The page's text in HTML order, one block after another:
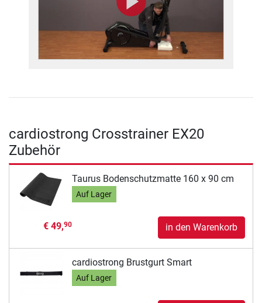
cardiostrong Crosstrainer EX20
Zubehör
Taurus Bodenschutzmatte 160 x 90 cm
Auf Lager
€ 49,90 in den Warenkorb
cardiostrong Brustgurt Smart
Auf Lager